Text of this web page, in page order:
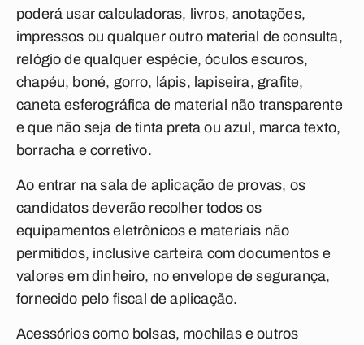
poderá usar calculadoras, livros, anotações,
impressos ou qualquer outro material de consulta,
relógio de qualquer espécie, óculos escuros,
chapéu, boné, gorro, lápis, lapiseira, grafite,
caneta esferográfica de material não transparente
e que não seja de tinta preta ou azul, marca texto,
borracha e corretivo.
Ao entrar na sala de aplicação de provas, os
candidatos deverão recolher todos os
equipamentos eletrônicos e materiais não
permitidos, inclusive carteira com documentos e
valores em dinheiro, no envelope de segurança,
fornecido pelo fiscal de aplicação.
Acessórios como bolsas, mochilas e outros